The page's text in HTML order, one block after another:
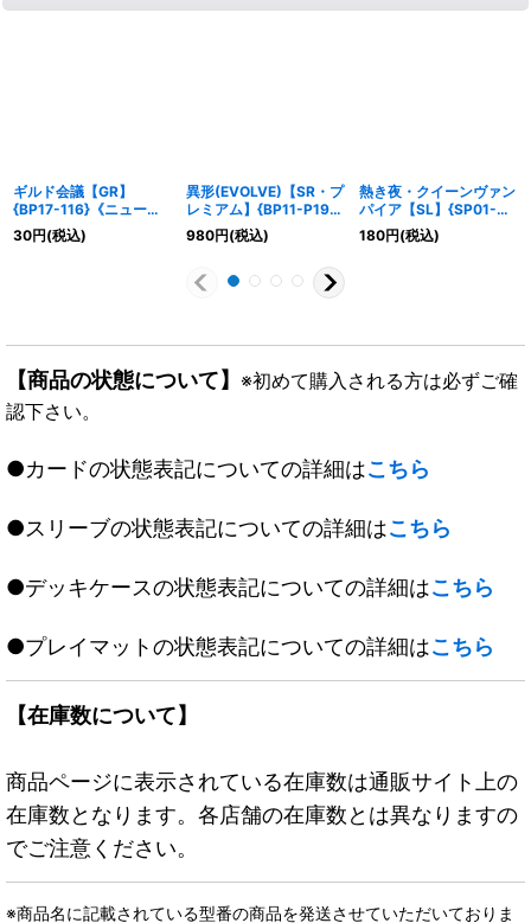
ギルド会議【GR】
{BP17-116}《ニュート
ラル》
30円(税込)
異形(EVOLVE)【SR・プ
レミアム】{BP11-P19}
《ナイトメア》
980円(税込)
熱き夜・クイーンヴァン
パイア【SL】{SP01-
SL32}《ナイトメア》
180円(税込)
【商品の状態について】 ※初めて購入される方は必ずご確
認下さい。
●カードの状態表記についての詳細はこちら
●スリーブの状態表記についての詳細はこちら
●デッキケースの状態表記についての詳細はこちら
●プレイマットの状態表記についての詳細はこちら
【在庫数について】
商品ページに表示されている在庫数は通販サイト上の
在庫数となります。各店舗の在庫数とは異なりますの
でご注意ください。
※商品名に記載されている型番の商品を発送させていただいておりま